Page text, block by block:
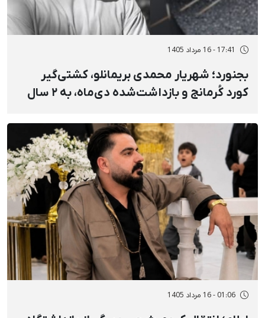
17:41 - 16 مرداد 1405
بجنورد؛ شهریار محمدی بریمانلو، کشتی‌گیر
کورد کُرمانج و بازداشت‌شده دی‌ماه، به ۲ سال
01:06 - 16 مرداد 1405